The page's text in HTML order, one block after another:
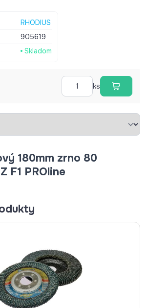
RHODIUS
905619
Skladom
ks
180mm zrno 80
F1 PROline